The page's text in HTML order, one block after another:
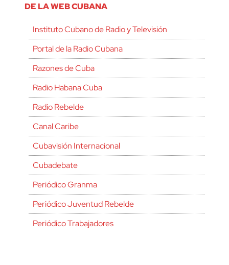
DE LA WEB CUBANA
Instituto Cubano de Radio y Televisión
Portal de la Radio Cubana
Razones de Cuba
Radio Habana Cuba
Radio Rebelde
Canal Caribe
Cubavisión Internacional
Cubadebate
Periódico Granma
Periódico Juventud Rebelde
Periódico Trabajadores